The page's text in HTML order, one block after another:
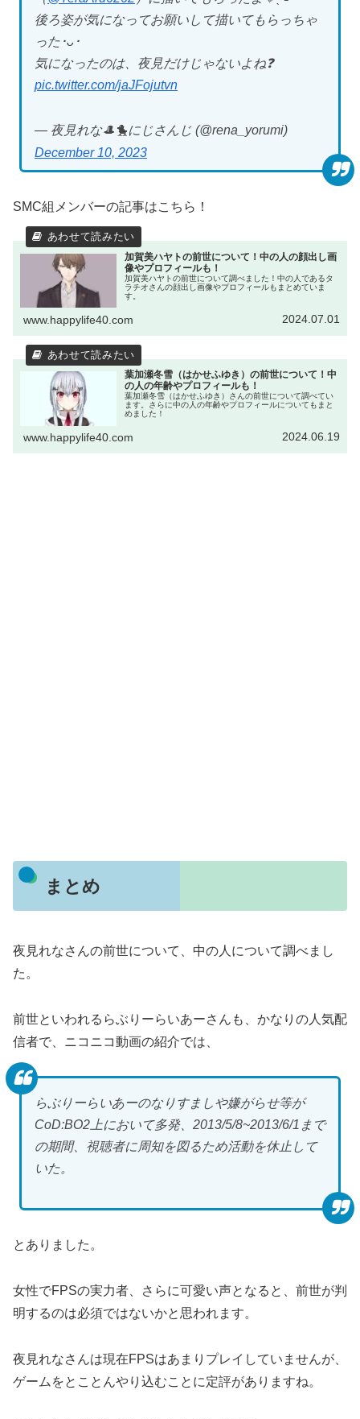
後ろ姿が気になってお願いして描いてもらっちゃ
った･ᴗ･
気になったのは、夜見だけじゃないよね❓
pic.twitter.com/jaJFojutvn
— 夜見れな🎩🐤にじさんじ (@rena_yorumi)
December 10, 2023
SMC組メンバーの記事はこちら！
加賀美ハヤトの前世について！中の人の顔出し画
像やプロフィールも！
加賀美ハヤトの前世について調べました！中の人であるタ
ラチオさんの顔出し画像やプロフィールもまとめていま
す。
www.happylife40.com 2024.07.01
葉加瀬冬雪（はかせふゆき）の前世について！中
の人の年齢やプロフィールも！
葉加瀬冬雪（はかせふゆき）さんの前世について調べてい
ます。さらに中の人の年齢やプロフィールについてもまと
めました！
www.happylife40.com 2024.06.19
まとめ
夜見れなさんの前世について、中の人について調べまし
た。
前世といわれるらぶりーらいあーさんも、かなりの人気配
信者で、ニコニコ動画の紹介では、
らぶりーらいあーのなりすましや嫌がらせ等が
CoD:BO2上において多発、2013/5/8~2013/6/1まで
の期間、視聴者に周知を図るため活動を休止して
いた。
とありました。
女性でFPSの実力者、さらに可愛い声となると、前世が判
明するのは必須ではないかと思われます。
夜見れなさんは現在FPSはあまりプレイしていませんが、
ゲームをとことんやり込むことに定評がありますね。